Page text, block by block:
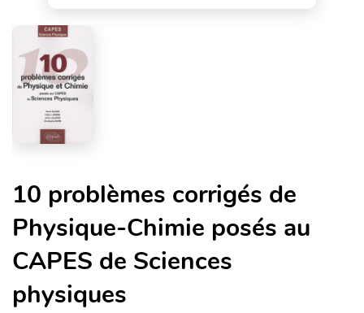
10 problèmes corrigés de
Physique-Chimie posés au
CAPES de Sciences
physiques